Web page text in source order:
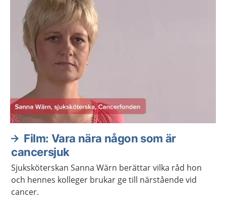
Film: Vara nära någon som är
cancersjuk
Sjuksköterskan Sanna Wärn berättar vilka råd hon
och hennes kolleger brukar ge till närstående vid
cancer.